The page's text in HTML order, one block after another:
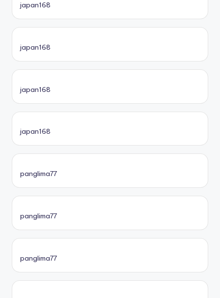
japan168
japan168
japan168
japan168
panglima77
panglima77
panglima77